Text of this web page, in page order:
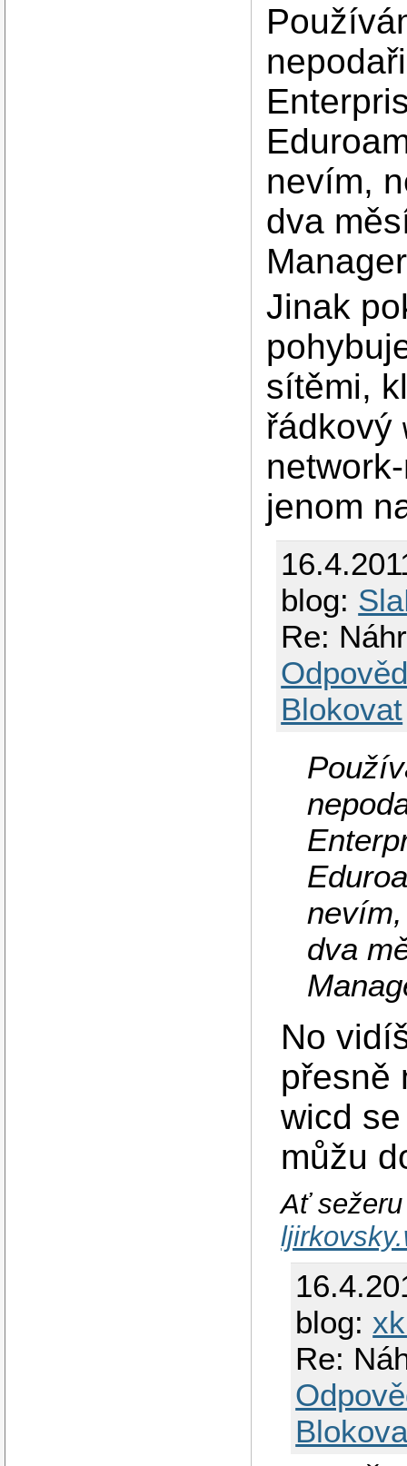
nevím,
dva
Jinak
sítěmi,
řádkový
jenom
blog:
Re:
Blokovat
dva
No
přesně
wicd
můžu
Ať
blog:
Re: